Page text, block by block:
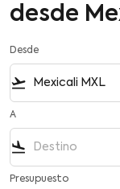
desde
Desde
flight_takeoff
A
flight_land
Presupuesto